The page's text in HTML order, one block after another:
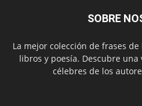
SOBRE
La mejor colección de frases
libros y poesía. Descubre
célebres de los